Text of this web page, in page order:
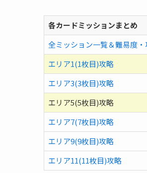
各カードミッションまとめ
全ミッション一覧＆難易度・
エリア1(1枚目)攻略
エリア3(3枚目)攻略
エリア5(5枚目)攻略
エリア7(7枚目)攻略
エリア9(9枚目)攻略
エリア11(11枚目)攻略